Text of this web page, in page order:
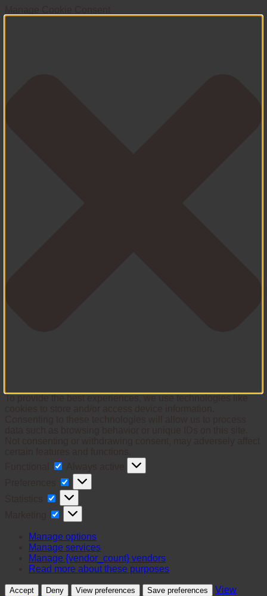
Preferences
Statistics
Marketing
Manage options
Manage services
Manage {vendor_count} vendors
Read more about these purposes
Accept Deny View preferences Save preferences
View